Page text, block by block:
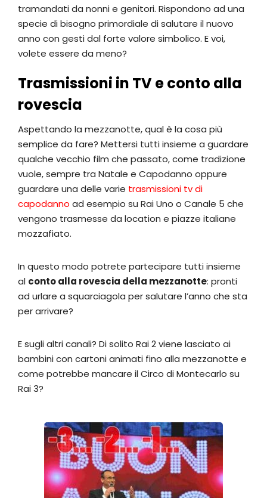
tramandati da nonni e genitori. Rispondono ad una
specie di bisogno primordiale di salutare il nuovo
anno con gesti dal forte valore simbolico. E voi,
volete essere da meno?
Trasmissioni in TV e conto alla
rovescia
Aspettando la mezzanotte, qual è la cosa più
semplice da fare? Mettersi tutti insieme a guardare
qualche vecchio film che passato, come tradizione
vuole, sempre tra Natale e Capodanno oppure
guardare una delle varie trasmissioni tv di
capodanno ad esempio su Rai Uno o Canale 5 che
vengono trasmesse da location e piazze italiane
mozzafiato.
In questo modo potrete partecipare tutti insieme
al conto alla rovescia della mezzanotte: pronti
ad urlare a squarciagola per salutare l’anno che sta
per arrivare?
E sugli altri canali? Di solito Rai 2 viene lasciato ai
bambini con cartoni animati fino alla mezzanotte e
come potrebbe mancare il Circo di Montecarlo su
Rai 3?